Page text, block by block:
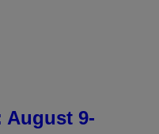
August 9-